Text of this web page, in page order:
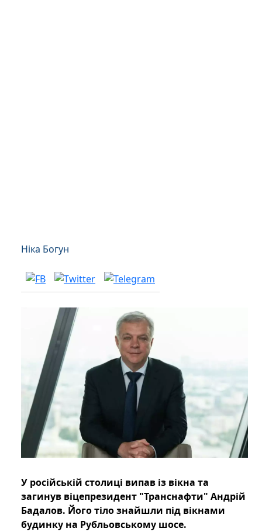
Ніка Богун
У російській столиці випав із вікна та
загинув віцепрезидент "Транснафти" Андрій
Бадалов. Його тіло знайшли під вікнами
будинку на Рубльовському шосе.